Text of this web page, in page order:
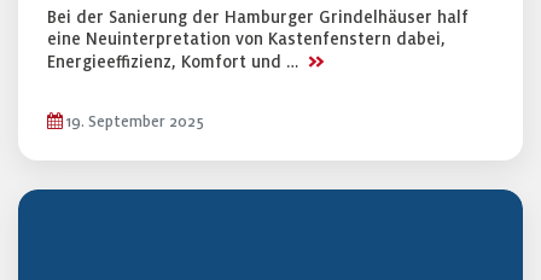
Bei der Sanierung der Hamburger Grindelhäuser half
eine Neuinterpretation von Kastenfenstern dabei,
Energieeffizienz, Komfort und … >>
19. September 2025